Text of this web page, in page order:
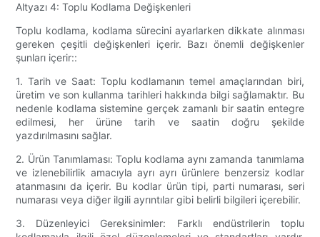
Altyazı 4: Toplu Kodlama Değişkenleri
Toplu kodlama, kodlama sürecini ayarlarken dikkate alınması
gereken çeşitli değişkenleri içerir. Bazı önemli değişkenler
şunları içerir::
1. Tarih ve Saat: Toplu kodlamanın temel amaçlarından biri,
üretim ve son kullanma tarihleri ​​hakkında bilgi sağlamaktır. Bu
nedenle kodlama sistemine gerçek zamanlı bir saatin entegre
edilmesi, her ürüne tarih ve saatin doğru şekilde
yazdırılmasını sağlar.
2. Ürün Tanımlaması: Toplu kodlama aynı zamanda tanımlama
ve izlenebilirlik amacıyla ayrı ayrı ürünlere benzersiz kodlar
atanmasını da içerir. Bu kodlar ürün tipi, parti numarası, seri
numarası veya diğer ilgili ayrıntılar gibi belirli bilgileri içerebilir.
3. Düzenleyici Gereksinimler: Farklı endüstrilerin toplu